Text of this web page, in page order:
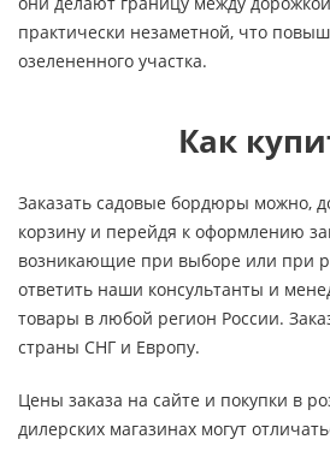
практически незаметной, что
озелененного участка.
Как
Заказать садовые бордюры можно,
корзину и перейдя к оформлению
возникающие при выборе или при
ответить наши консультанты и
товары в любой регион России.
страны СНГ и Европу.
Цены заказа на сайте и покупки в
дилерских магазинах могут